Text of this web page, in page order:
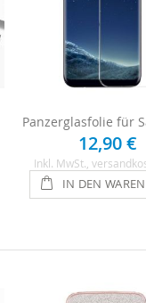
12,90 €
Inkl. MwSt. ,
IN DEN